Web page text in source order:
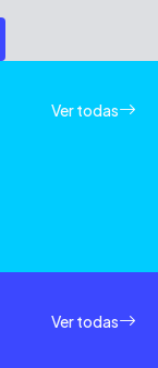
Ver todas
Ver todas